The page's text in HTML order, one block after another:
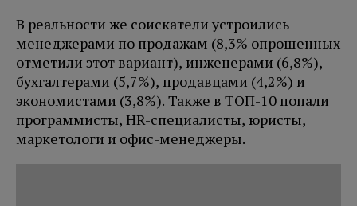
В реальности же соискатели устроились
менеджерами по продажам (8,3% опрошенных
отметили этот вариант), инженерами (6,8%),
бухгалтерами (5,7%), продавцами (4,2%) и
экономистами (3,8%). Также в ТОП-10 попали
программисты, HR-специалисты, юристы,
маркетологи и офис-менеджеры.